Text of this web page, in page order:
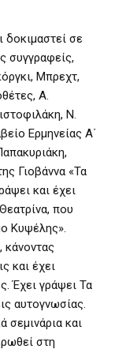
δοκιμαστεί σε
συγγραφείς,
Μπρεχτ,
Α.
Ν.
Ερμηνείας Α΄
Γιοβάννα «Τα
και έχει
που
Κυψέλης».
κάνοντας
και έχει
Έχει γράψει Τα
αυτογνωσίας.
σεμινάρια και
στη